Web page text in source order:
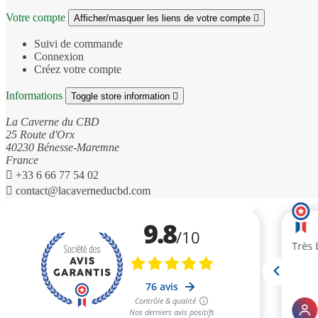
Votre compte Afficher/masquer les liens de votre compte 
Suivi de commande
Connexion
Créez votre compte
Informations Toggle store information 
La Caverne du CBD
25 Route d'Orx
40230 Bénesse-Maremne
France
 +33 6 66 77 54 02
 contact@lacaverneducbd.com